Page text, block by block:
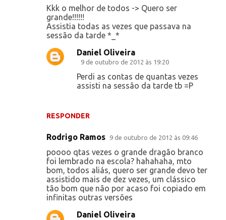
Kkk o melhor de todos -> Quero ser
grande!!!!!!
Assistia todas as vezes que passava na
sessão da tarde *_*
RESPONDER
Daniel Oliveira
9 de outubro de 2012 às 19:20
Perdi as contas de quantas vezes
assisti na sessão da tarde tb =P
Rodrigo Ramos 9 de outubro de 2012 às 09:46
poooo qtas vezes o grande dragão branco
foi lembrado na escola? hahahaha, mto
bom, todos aliás, quero ser grande devo ter
assistido mais de dez vezes, um clássico
tão bom que não por acaso foi copiado em
infinitas outras versões
Daniel Oliveira